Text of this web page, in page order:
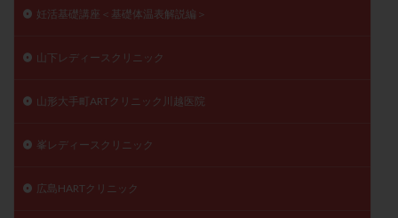
妊活基礎講座＜基礎体温表解説編＞
山下レディースクリニック
山形大手町ARTクリニック川越医院
峯レディースクリニック
広島HARTクリニック